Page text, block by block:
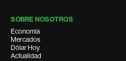
SOBRE NOSOTROS
Economía
Mercados
Dólar Hoy
Actualidad